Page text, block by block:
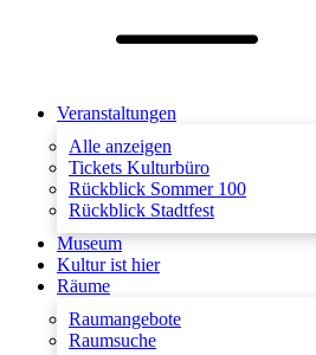
Veranstaltungen
Alle anzeigen
Tickets Kulturbüro
Rückblick Sommer 100
Rückblick Stadtfest
Museum
Kultur ist hier
Räume
Raumangebote
Raumsuche